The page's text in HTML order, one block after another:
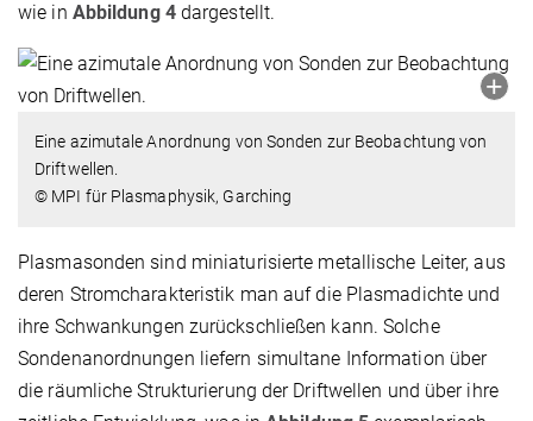
wie in Abbildung 4dargestellt.
Eine azimutale Anordnung von Sonden zur Beobachtung von
Driftwellen.
© MPI für Plasmaphysik, Garching
Plasmasonden sind miniaturisierte metallische Leiter, aus
deren Stromcharakteristik man auf die Plasmadichte und
ihre Schwankungen zurückschließen kann. Solche
Sondenanordnungen liefern simultane Information über
die räumliche Strukturierung der Driftwellen und über ihre